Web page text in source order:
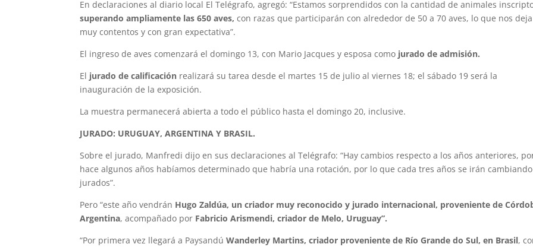
En declaraciones al diario local El Telégrafo, agregó: “Estamos sorprendidos con la cantidad de animales
superando ampliamente las 650 aves, con razas que participarán con alrededor de 50 a 70 aves, lo que nos deja
muy contentos y con gran expectativa”.
El ingreso de aves comenzará el domingo 13, con Mario Jacques y esposa como jurado de admisión.
El jurado de calificación realizará su tarea desde el martes 15 de julio al viernes 18; el sábado 19 será la
inauguración de la exposición.
La muestra permanecerá abierta a todo el público hasta el domingo 20, inclusive.
JURADO: URUGUAY, ARGENTINA Y BRASIL.
Sobre el jurado, Manfredi dijo en sus declaraciones al Telégrafo: “Hay cambios respecto a los años anteriores,
hace algunos años habíamos determinado que habría una rotación, por lo que cada tres años se irán
jurados”.
Pero “este año vendrán Hugo Zaldúa, un criador muy reconocido y jurado internacional, proveniente de
Argentina, acompañado por Fabricio Arismendi, criador de Melo, Uruguay”.
“Por primera vez llegará a PaysandúWanderley Martins, criador proveniente de Río Grande do Sul, en Brasil,